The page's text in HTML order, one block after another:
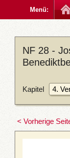
Menü:
NF 28 -
Kapitel
< Vorherige